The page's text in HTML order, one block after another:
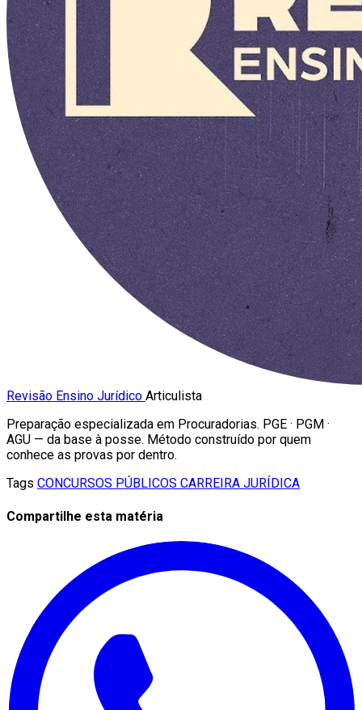
Revisão Ensino Jurídico Articulista
Preparação especializada em Procuradorias. PGE · PGM ·
AGU — da base à posse. Método construído por quem
conhece as provas por dentro.
Tags CONCURSOS PÚBLICOS CARREIRA JURÍDICA
Compartilhe esta matéria